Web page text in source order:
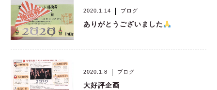
2020.1.14 ブログ
ありがとうございました
2020.1.8 ブログ
大好評企画